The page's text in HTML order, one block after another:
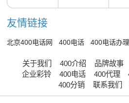
友情链接
北京400电话网 400电话 400电话办理
关于我们 400介绍 品牌故事
企业彩铃
400电话 400代理
400分销
联系我们